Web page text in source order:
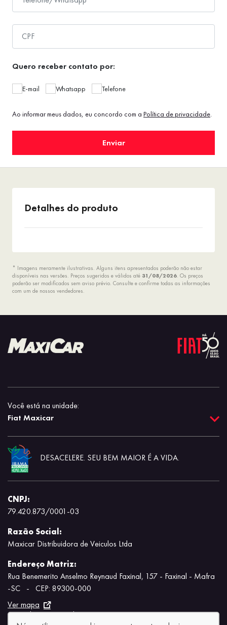
Quero receber contato por:
E-mail Whatsapp Telefone
Ao informar meus dados, eu concordo com a Política de privacidade.
Detalhes do produto
* Imagens meramente ilustrativas. Alguns itens apresentados poderão não estar
disponíveis nas versões. Preços sugeridos e válidos até 31/08/2026. Os preços
poderão ser modificados sem aviso prévio. Consulte e confirme todas as informações
com um de nossos vendedores.
Você está na unidade:
Fiat Maxicar
DESACELERE. SEU BEM MAIOR É A VIDA.
CNPJ:
79.420.873/0001-03
Razão Social:
Maxicar Distribuidora de Veiculos Ltda
Endereço Matriz:
Rua Benemerito Anselmo Reynaud Faxinal, 157 - Faxinal - Mafra
-SC
-
CEP: 89300-000
Ver mapa
Aviso de Texto Legal